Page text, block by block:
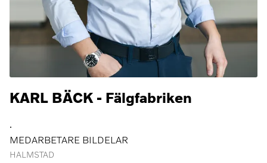
KARL BÄCK - Fälgfabriken
.
MEDARBETARE BILDELAR
HALMSTAD